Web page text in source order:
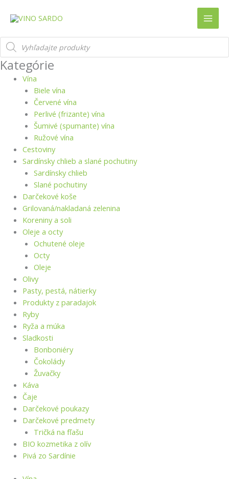
Products
search
Kategórie
Vína
Biele vína
Červené vína
Perlivé (frizante) vína
Šumivé (spumante) vína
Ružové vína
Cestoviny
Sardínsky chlieb a slané pochutiny
Sardínsky chlieb
Slané pochutiny
Darčekové koše
Grilovaná/nakladaná zelenina
Koreniny a soli
Oleje a octy
Ochutené oleje
Octy
Oleje
Olivy
Pasty, pestá, nátierky
Produkty z paradajok
Ryby
Ryža a múka
Sladkosti
Bonboniéry
Čokolády
Žuvačky
Káva
Čaje
Darčekové poukazy
Darčekové predmety
Tričká na fľašu
BIO kozmetika z olív
Pivá zo Sardínie
PERGAMENA
PANE
GUTTIAU
100
PERGAMENA
PANE
GUTTIAU
100